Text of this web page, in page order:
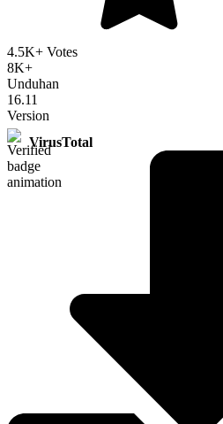
4.5K+ Votes
8K+
Unduhan
16.11
Version
VirusTotal